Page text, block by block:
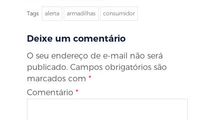
Tags alerta armadilhas consumidor
Deixe um comentário
O seu endereço de e-mail não será
publicado. Campos obrigatórios são
marcados com *
Comentário *